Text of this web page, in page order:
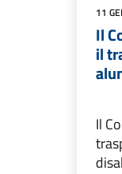
11
Il
il
Il